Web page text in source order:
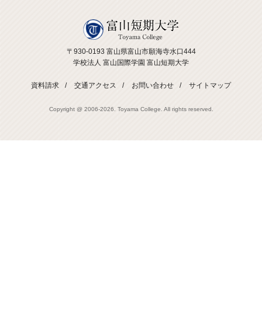
〒930-0193 富山県富山市願海寺水口444
学校法人 富山国際学園 富山短期大学
資料請求 交通アクセス お問い合わせ サイトマップ
Copyright @ 2006-2026. Toyama College. All rights reserved.